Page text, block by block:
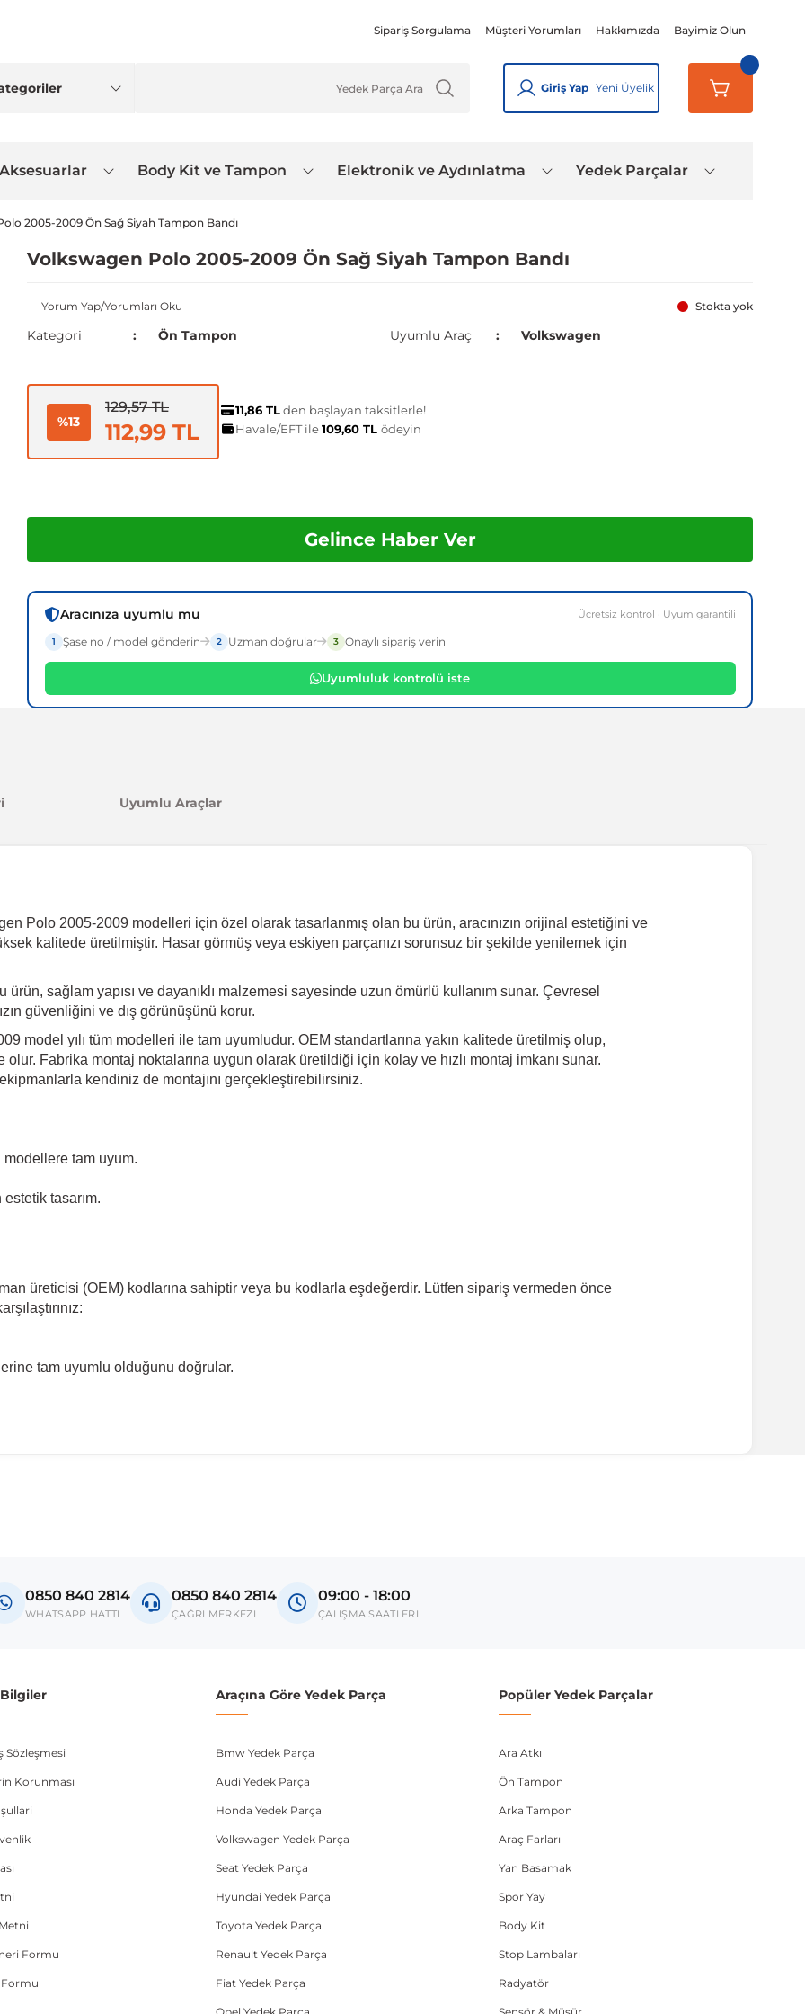
Sipariş Sorgulama Müşteri Yorumları Hakkımızda Bayimiz Olun
Giriş Yap Yeni Üyelik
Aksesuarlar Body Kit ve Tampon Elektronik ve Aydınlatma Yedek Parçalar
2005-2009 Ön Sağ Siyah Tampon Bandı
Volkswagen Polo 2005-2009 Ön Sağ Siyah Tampon Bandı
Yorum Yap/Yorumları Oku Stokta yok
Kategori Ön Tampon Uyumlu Araç Volkswagen
%13
129,57 TL
112,99 TL
11,86 TLden başlayan taksitlerle!
Havale/EFT ile109,60 TL ödeyin
Gelince Haber Ver
Aracınıza uyumlu mu Ücretsiz kontrol · Uyum garantili
1 Şase no / model gönderin 2 Uzman doğrular 3 Onaylı sipariş verin
Uyumluluk kontrolü iste
Uyumlu Araçlar
Polo 2005-2009 modelleri için özel olarak tasarlanmış olan bu ürün, aracınızın orijinal estetiğini ve
kalitede üretilmiştir. Hasar görmüş veya eskiyen parçanızı sorunsuz bir şekilde yenilemek için
sağlam yapısı ve dayanıklı malzemesi sayesinde uzun ömürlü kullanım sunar. Çevresel
güvenliğini ve dış görünüşünü korur.
model yılı tüm modelleri ile tam uyumludur. OEM standartlarına yakın kalitede üretilmiş olup,
olur. Fabrika montaj noktalarına uygun olarak üretildiği için kolay ve hızlı montaj imkanı sunar.
kendiniz de montajını gerçekleştirebilirsiniz.
modellere tam uyum.
tasarım.
üreticisi (OEM) kodlarına sahiptir veya bu kodlarla eşdeğerdir. Lütfen sipariş vermeden önce
tam uyumlu olduğunu doğrular.
ve kasa tipleri kullanabilmektedir. Sipariş vermeden önce OEM numarası veya şasi numarası ile uyumluluğu kontrol
0850 840 2814
WHATSAPP HATTI
0850 840 2814
ÇAĞRI MERKEZİ
09:00 - 18:00
ÇALIŞMA SAATLERİ
Sözleşmesi
Korunması
Formu
Formu
Araçına Göre Yedek Parça
Bmw Yedek Parça
Audi Yedek Parça
Honda Yedek Parça
Volkswagen Yedek Parça
Seat Yedek Parça
Hyundai Yedek Parça
Toyota Yedek Parça
Renault Yedek Parça
Fiat Yedek Parça
Popüler Yedek Parçalar
Ara Atkı
Ön Tampon
Arka Tampon
Araç Farları
Yan Basamak
Spor Yay
Body Kit
Stop Lambaları
Radyatör